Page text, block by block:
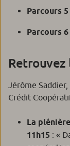
Parcours 5
Parcours 6
Jérôme
Crédit
La
11h15 : «